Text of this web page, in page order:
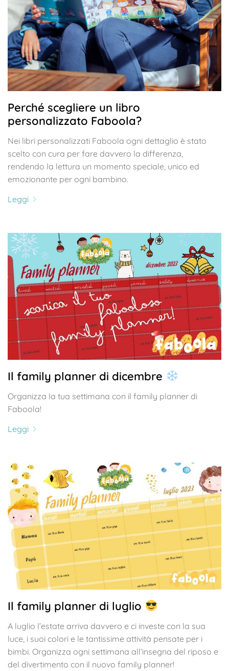
Perché scegliere un libro
personalizzato Faboola?
Nei libri personalizzati Faboola ogni dettaglio è stato
scelto con cura per fare davvero la differenza,
rendendo la lettura un momento speciale, unico ed
emozionante per ogni bambino.
Leggi
Il family planner di dicembre
Organizza la tua settimana con il family planner di
Faboola!
Leggi
Il family planner di luglio
A luglio l’estate arriva davvero e ci investe con la sua
luce, i suoi colori e le tantissime attività pensate per i
bimbi. Organizza ogni settimana all’insegna del riposo e
del divertimento con il nuovo family planner!